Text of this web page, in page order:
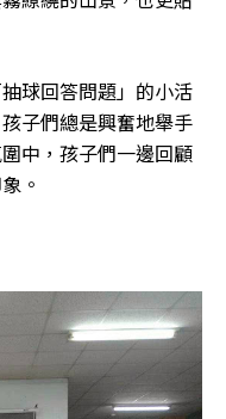
球回答問題」的小活
子們總是興奮地舉手
中，孩子們一邊回顧
。